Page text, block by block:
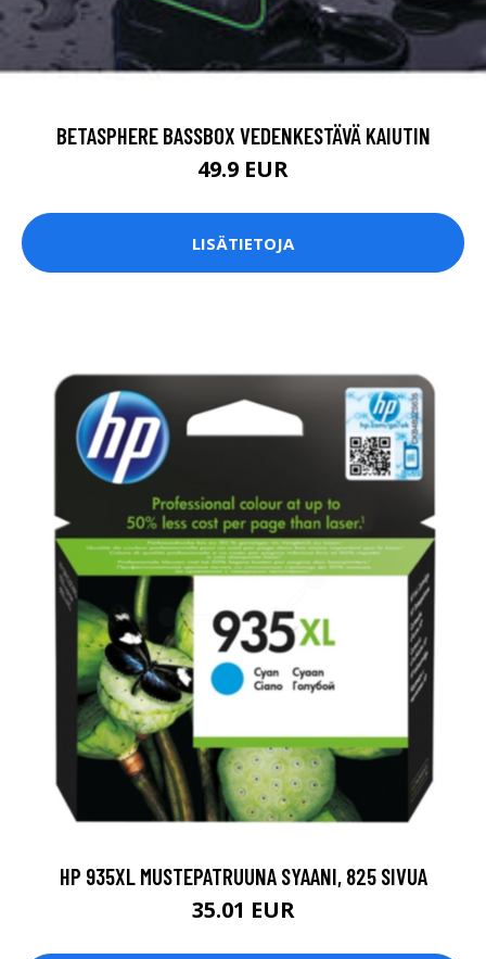
BETASPHERE BASSBOX VEDENKESTÄVÄ KAIUTIN
49.9 EUR
LISÄTIETOJA
HP 935XL MUSTEPATRUUNA SYAANI, 825 SIVUA
35.01 EUR